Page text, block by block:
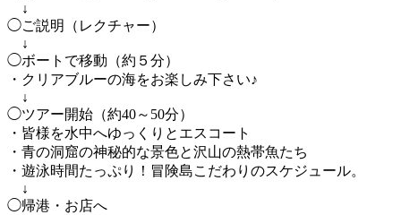
↓
◯ご説明（レクチャー）
↓
◯ボートで移動（約５分）
・クリアブルーの海をお楽しみ下さい♪
↓
◯ツアー開始（約40～50分）
・皆様を水中へゆっくりとエスコート
・青の洞窟の神秘的な景色と沢山の熱帯魚たち
・遊泳時間たっぷり！冒険島こだわりのスケジュール。
↓
◯帰港・お店へ